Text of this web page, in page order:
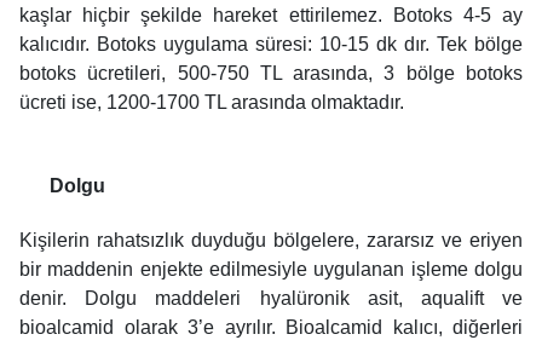
kaşlar hiçbir şekilde hareket ettirilemez. Botoks 4-5 ay
kalıcıdır. Botoks uygulama süresi: 10-15 dk dır. Tek bölge
botoks ücretileri, 500-750 TL arasında, 3 bölge botoks
ücreti ise, 1200-1700 TL arasında olmaktadır.
Dolgu
Kişilerin rahatsızlık duyduğu bölgelere, zararsız ve eriyen
bir maddenin enjekte edilmesiyle uygulanan işleme dolgu
denir. Dolgu maddeleri hyalüronik asit, aqualift ve
bioalcamid olarak 3’e ayrılır. Bioalcamid kalıcı, diğerleri